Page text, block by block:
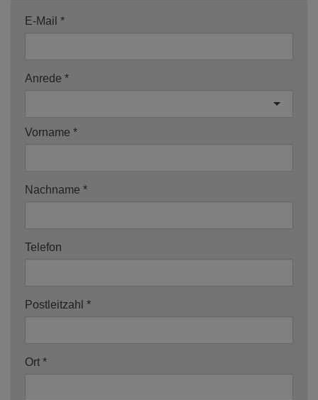
E-Mail
Anrede
Vorname
Nachname
Telefon
Postleitzahl
Ort